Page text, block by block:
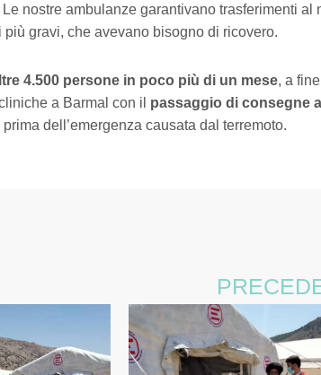
Le nostre ambulanze garantivano trasferimenti al
gravi, che avevano bisogno di ricovero.
4.500 persone in poco più di un mese, a
a Barmal con il passaggio di consegne
dell’emergenza causata dal terremoto.